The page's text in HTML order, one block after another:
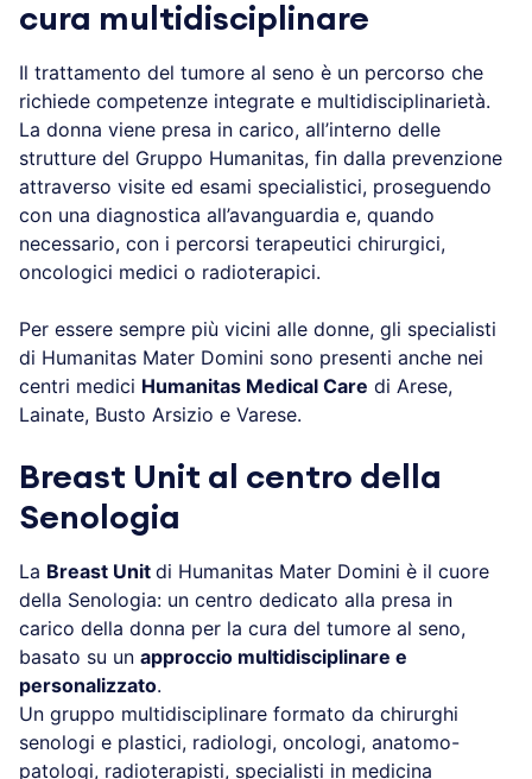
cura multidisciplinare
Il trattamento del tumore al seno è un percorso che
richiede competenze integrate e multidisciplinarietà.
La donna viene presa in carico, all’interno delle
strutture del Gruppo Humanitas, fin dalla prevenzione
attraverso visite ed esami specialistici, proseguendo
con una diagnostica all’avanguardia e, quando
necessario, con i percorsi terapeutici chirurgici,
oncologici medici o radioterapici.
Per essere sempre più vicini alle donne, gli specialisti
di Humanitas Mater Domini sono presenti anche nei
centri medici Humanitas Medical Care di Arese,
Lainate, Busto Arsizio e Varese.
Breast Unit al centro della
Senologia
La Breast Unit di Humanitas Mater Domini è il cuore
della Senologia: un centro dedicato alla presa in
carico della donna per la cura del tumore al seno,
basato su un approccio multidisciplinare e
personalizzato.
Un gruppo multidisciplinare formato da chirurghi
senologi e plastici, radiologi, oncologi, anatomo-
patologi, radioterapisti, specialisti in medicina